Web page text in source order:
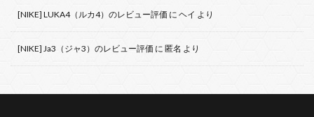
[NIKE] LUKA4（ルカ4）のレビュー評価 に ヘイ より
[NIKE] Ja3（ジャ3）のレビュー評価 に 匿名 より